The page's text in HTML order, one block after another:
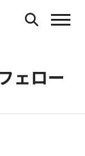
ェロー